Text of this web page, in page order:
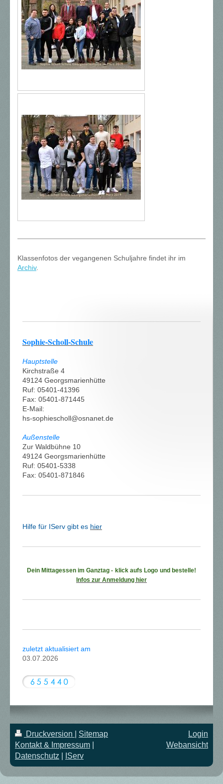
Klassenfotos der vegangenen Schuljahre findet ihr im
Archiv.
Sophie-Scholl-Schule
Hauptstelle
Kirchstraße 4
49124 Georgsmarienhütte
Ruf: 05401-41396
Fax: 05401-871445
E-Mail:
hs-sophiescholl@osnanet.de
Außenstelle
Zur Waldbühne 10
49124 Georgsmarienhütte
Ruf: 05401-5338
Fax: 05401-871846
Hilfe für IServ gibt es hier
Dein Mittagessen im Ganztag - klick aufs Logo und bestelle!
Infos zur Anmeldung hier
zuletzt aktualisiert am
03.07.2026
Druckversion
Sitemap
Kontakt & Impressum
Datenschutz
IServ
Login
Webansicht